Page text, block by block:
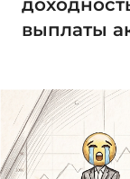
выплаты